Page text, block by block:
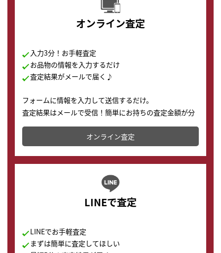
オンライン査定
入力3分！お手軽査定
お品物の情報を入力するだけ
査定結果がメールで届く♪
フォームに情報を入力して送信するだけ。
査定結果はメールで受信！簡単にお持ちの査定金額が分
かります。
オンライン査定
LINEで査定
LINEでお手軽査定
まずは簡単に査定してほしい